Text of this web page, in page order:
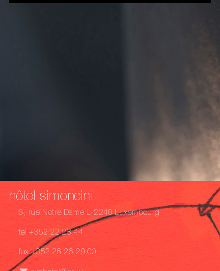
hôtel simoncini
6, rue Notre Dame L-2240 Luxembourg
tel +352 22 28 44
fax +352 26 26 29 00